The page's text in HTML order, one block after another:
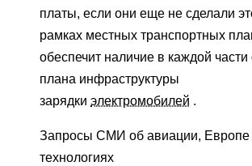
платы, если они еще не сделали
рамках местных транспортных
обеспечит наличие в каждой части
плана инфраструктуры
зарядки электромобилей .
Запросы СМИ об авиации, Европе
технологиях